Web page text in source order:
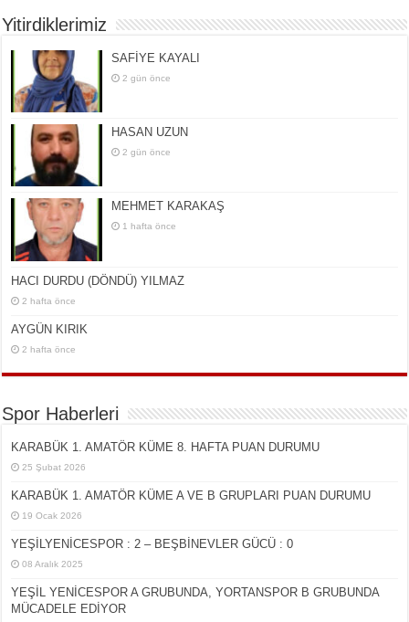
Yitirdiklerimiz
SAFİYE KAYALI
2 gün önce
HASAN UZUN
2 gün önce
MEHMET KARAKAŞ
1 hafta önce
HACI DURDU (DÖNDÜ) YILMAZ
2 hafta önce
AYGÜN KIRIK
2 hafta önce
Spor Haberleri
KARABÜK 1. AMATÖR KÜME 8. HAFTA PUAN DURUMU
25 Şubat 2026
KARABÜK 1. AMATÖR KÜME A VE B GRUPLARI PUAN DURUMU
19 Ocak 2026
YEŞİLYENİCESPOR : 2 – BEŞBİNEVLER GÜCÜ : 0
08 Aralık 2025
YEŞİL YENİCESPOR A GRUBUNDA, YORTANSPOR B GRUBUNDA
MÜCADELE EDİYOR